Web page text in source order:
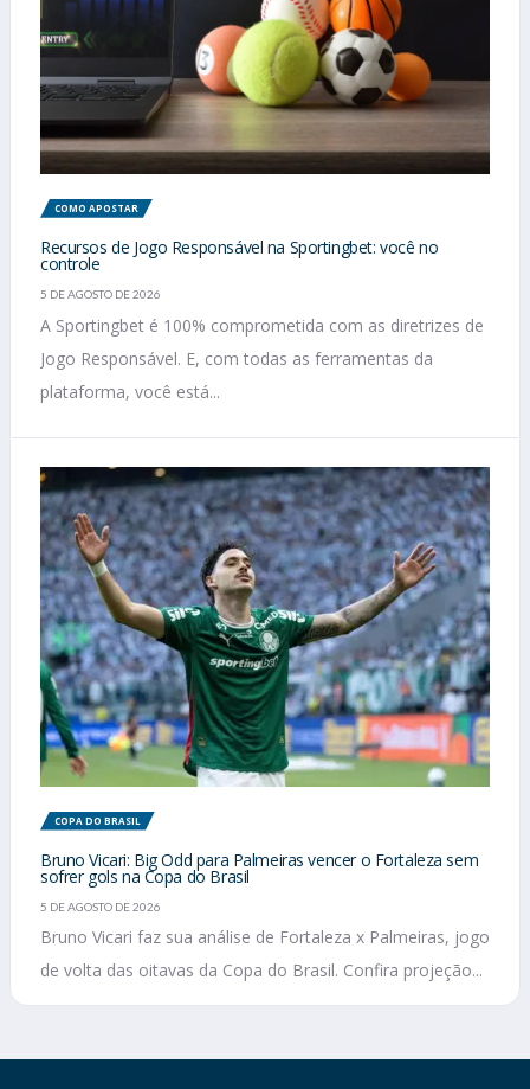
COMO APOSTAR
Recursos de Jogo Responsável na Sportingbet: você no
controle
5 DE AGOSTO DE 2026
A Sportingbet é 100% comprometida com as diretrizes de
Jogo Responsável. E, com todas as ferramentas da
plataforma, você está...
COPA DO BRASIL
Bruno Vicari: Big Odd para Palmeiras vencer o Fortaleza sem
sofrer gols na Copa do Brasil
5 DE AGOSTO DE 2026
Bruno Vicari faz sua análise de Fortaleza x Palmeiras, jogo
de volta das oitavas da Copa do Brasil. Confira projeção...